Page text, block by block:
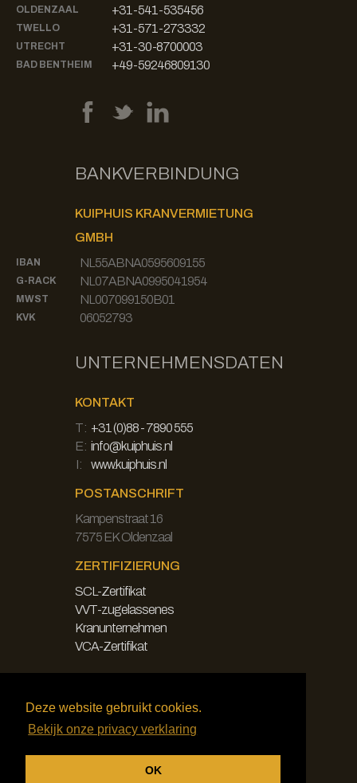
Deze website gebruikt cookies.
Bekijk onze privacy verklaring
OK
OLDENZAAL +31-541-535456
TWELLO +31-571-273332
UTRECHT +31-30-8700003
BAD BENTHEIM +49-59246809130
BANKVERBINDUNG
KUIPHUIS KRANVERMIETUNG
GMBH
IBAN NL55ABNA0595609155
G-RACK NL07ABNA0995041954
MWST NL007099150B01
KVK 06052793
UNTERNEHMENSDATEN
KONTAKT
T: +31 (0)88 - 7890 555
E: info@kuiphuis.nl
I:
www.kuiphuis.nl
POSTANSCHRIFT
Kampenstraat 16
7575 EK Oldenzaal
ZERTIFIZIERUNG
SCL-Zertifikat
VVT-zugelassenes
Kranunternehmen
VCA-Zertifikat
Haftungsausschluss
Allgemeine Bedingungen und